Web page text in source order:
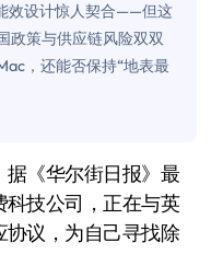
效设计惊人契合——但这
政策与供应链风险双双
，还能否保持“地表最
技公司，正在与英
议，为自己寻找除